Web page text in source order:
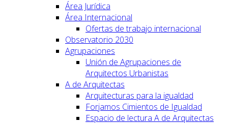
Área Jurídica
Área Internacional
Ofertas de trabajo internacional
Observatorio 2030
Agrupaciones
Unión de Agrupaciones de
Arquitectos Urbanistas
A de Arquitectas
Arquitecturas para la igualdad
Forjamos Cimientos de Igualdad
Espacio de lectura A de Arquitectas